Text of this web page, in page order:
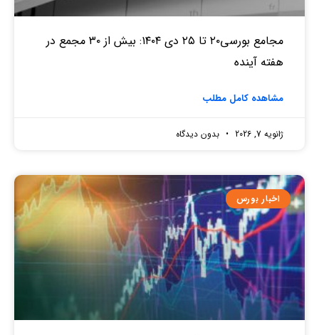
مجامع بورسی۲۰ تا ۲۵ دی ۱۴۰۴: بیش از ۳۰ مجمع در
هفته آینده
مشاهده کامل مطلب
ژانویه 7, 2026 بدون دیدگاه
اخبار بورس